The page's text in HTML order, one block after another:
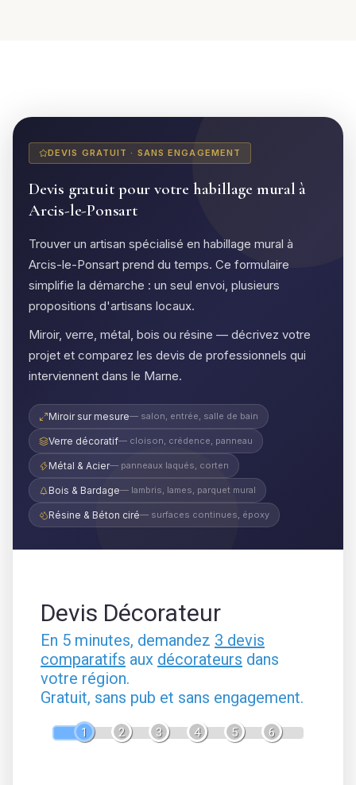
DEVIS GRATUIT · SANS ENGAGEMENT
Devis gratuit pour votre habillage mural à
Arcis-le-Ponsart
Trouver un artisan spécialisé en habillage mural à
Arcis-le-Ponsart prend du temps. Ce formulaire
simplifie la démarche : un seul envoi, plusieurs
propositions d'artisans locaux.
Miroir, verre, métal, bois ou résine — décrivez votre
projet et comparez les devis de professionnels qui
interviennent dans le Marne.
Miroir sur mesure— salon, entrée, salle de bain
Verre décoratif— cloison, crédence, panneau
Métal & Acier— panneaux laqués, corten
Bois & Bardage— lambris, lames, parquet mural
Résine & Béton ciré— surfaces continues, époxy
Devis Décorateur
En 5 minutes, demandez 3 devis
comparatifs aux décorateurs dans
votre région.
Gratuit, sans pub et sans engagement.
1 2 3 4 5 6